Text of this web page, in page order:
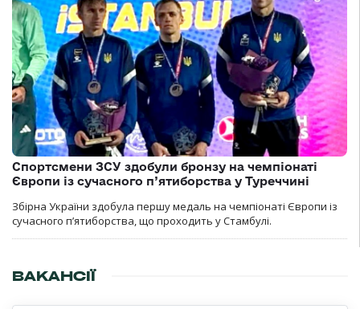
Спортсмени ЗСУ здобули бронзу на чемпіонаті
Європи із сучасного п’ятиборства у Туреччині
Збірна України здобула першу медаль на чемпіонаті Європи із
сучасного п’ятиборства, що проходить у Стамбулі.
ВАКАНСІЇ